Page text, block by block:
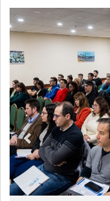
Previous